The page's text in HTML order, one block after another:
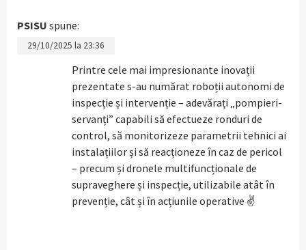
PSISU spune:
29/10/2025 la 23:36
Printre cele mai impresionante inovații
prezentate s-au numărat roboții autonomi de
inspecție și intervenție – adevărați „pompieri-
servanți” capabili să efectueze ronduri de
control, să monitorizeze parametrii tehnici ai
instalațiilor și să reacționeze în caz de pericol
– precum și dronele multifuncționale de
supraveghere și inspecție, utilizabile atât în
prevenție, cât și în acțiunile operative ✌️